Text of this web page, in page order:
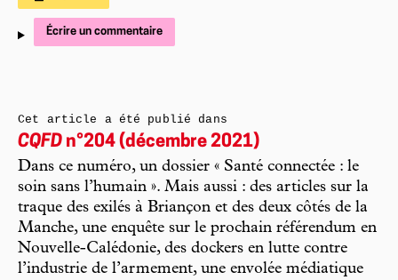
Écrire un commentaire
Cet article a été publié dans
CQFD n°204 (décembre 2021)
Dans ce numéro, un dossier « Santé connectée : le
soin sans l’humain ». Mais aussi : des articles sur la
traque des exilés à Briançon et des deux côtés de la
Manche, une enquête sur le prochain référendum en
Nouvelle-Calédonie, des dockers en lutte contre
l’industrie de l’armement, une envolée médiatique